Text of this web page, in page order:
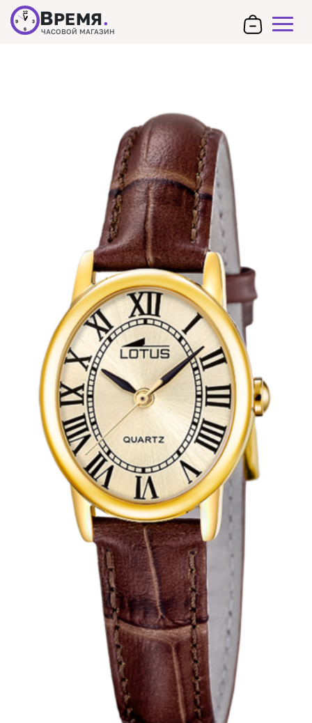
12
3
6
9 ВРЕМЯ.
ЧАСОВОЙ МАГАЗИН